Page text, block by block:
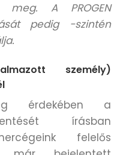
A PROGEN
pedig -szintén
személy)
érdekében a
írásban
felelős